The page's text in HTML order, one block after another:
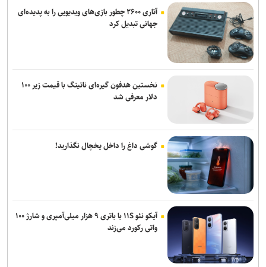
آتاری ۲۶۰۰ چطور بازی‌های ویدیویی را به پدیده‌ای
جهانی تبدیل کرد
نخستین هدفون گیره‌ای ناتینگ با قیمت زیر ۱۰۰
دلار معرفی شد
گوشی داغ را داخل یخچال نگذارید!
آیکو نئو ۱۱S با باتری ۹ هزار میلی‌آمپری و شارژ ۱۰۰
واتی رکورد می‌زند